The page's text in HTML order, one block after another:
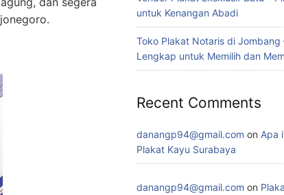
untuk Kenangan Abadi
Toko Plakat Notaris di Jombang
Lengkap untuk Memilih dan
Recent Comments
danangp94@gmail.com on Apa
Plakat Kayu Surabaya
danangp94@gmail.com on